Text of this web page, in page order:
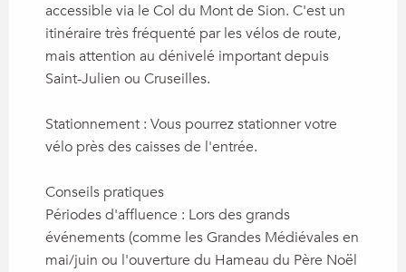
accessible via le Col du Mont de Sion. C'est un
itinéraire très fréquenté par les vélos de route,
mais attention au dénivelé important depuis
Saint-Julien ou Cruseilles.
Stationnement : Vous pourrez stationner votre
vélo près des caisses de l'entrée.
Conseils pratiques
Périodes d'affluence : Lors des grands
événements (comme les Grandes Médiévales en
mai/juin ou l'ouverture du Hameau du Père Noël